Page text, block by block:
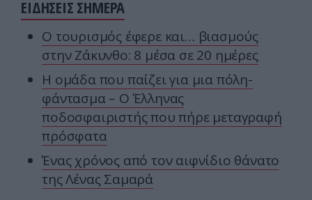
ΕΙΔΗΣΕΙΣ ΣΗΜΕΡΑ
Ο τουρισμός έφερε και… βιασμούς
στην Ζάκυνθο: 8 μέσα σε 20 ημέρες
Η ομάδα που παίζει για μια πόλη-
φάντασμα – Ο Έλληνας
ποδοσφαιριστής που πήρε μεταγραφή
πρόσφατα
Ένας χρόνος από τον αιφνίδιο θάνατο
της Λένας Σαμαρά